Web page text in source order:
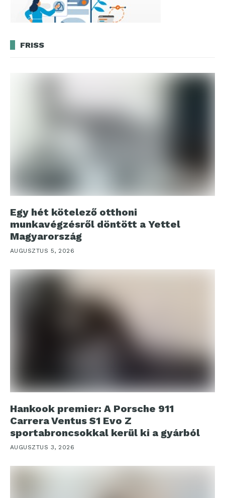
FRISS
Egy hét kötelező otthoni
munkavégzésről döntött a Yettel
Magyarország
AUGUSZTUS 5, 2026
Hankook premier: A Porsche 911
Carrera Ventus S1 Evo Z
sportabroncsokkal kerül ki a gyárból
AUGUSZTUS 3, 2026